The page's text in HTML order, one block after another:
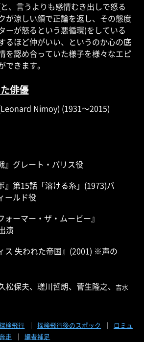
、言うよりも感情むき出しで怒る
が涼しい顔で正論を返し、その態度
ーが怒るという悪循環)をしている
るほど仲がいい、というのか心の底
を認め合っていた様子を様々なエピ
できます。
俳優
Nimoy) (1931～2015)
』グレート・パリス役
』第15話「溶ける糸」(1973)バ
ールド役
ォーマー・ザ・ムービー』
演
ス 失われた帝国』(2001) ※声の
松保夫、瑳川哲朗、菅生隆之、吉水
検飛行 ｜ 探検飛行後のスポック ｜
ロミュ
走
｜ 編者補足